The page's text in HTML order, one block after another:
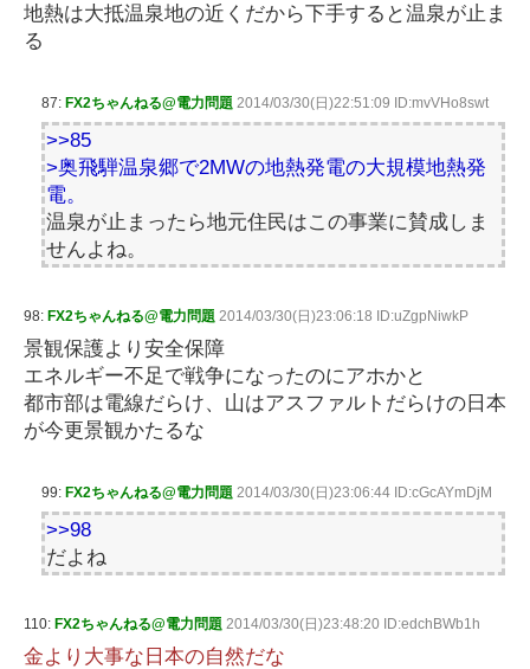
地熱は大抵温泉地の近くだから下手すると温泉が止ま
る
87: FX2ちゃんねる@電力問題 2014/03/30(日)22:51:09 ID:mvVHo8swt
>>85
>奥飛騨温泉郷で2MWの地熱発電の大規模地熱発
電。
温泉が止まったら地元住民はこの事業に賛成しま
せんよね。
98: FX2ちゃんねる@電力問題 2014/03/30(日)23:06:18 ID:uZgpNiwkP
景観保護より安全保障
エネルギー不足で戦争になったのにアホかと
都市部は電線だらけ、山はアスファルトだらけの日本
が今更景観かたるな
99: FX2ちゃんねる@電力問題 2014/03/30(日)23:06:44 ID:cGcAYmDjM
>>98
だよね
110: FX2ちゃんねる@電力問題 2014/03/30(日)23:48:20 ID:edchBWb1h
金より大事な日本の自然だな